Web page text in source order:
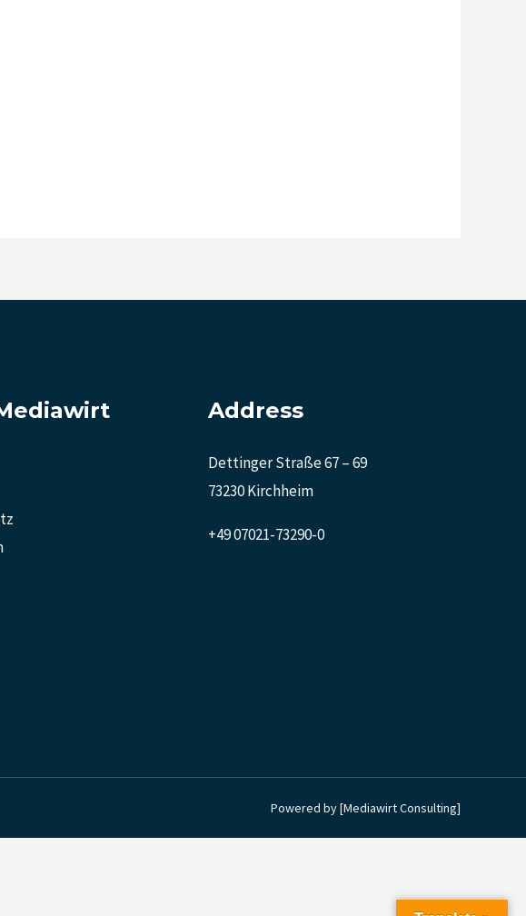
Address
Dettinger Straße 67 – 69
73230 Kirchheim
+49 07021-73290-0
Powered by [Mediawirt Consulting]